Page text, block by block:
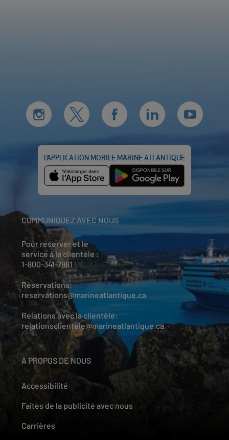
L’APPLICATION MOBILE MARINE ATLANTIQUE
COMMUNIQUEZ AVEC NOUS
Pour réserver et le
service à la clientèle :
1-800-341-7981
Réservations:
reservations@marineatlantique.ca
Relations avec la clientèle:
relationsclientele@marineatlantique.ca
À PROPOS DE NOUS
Accessibilité
Faites de la publicité avec nous
Carrières